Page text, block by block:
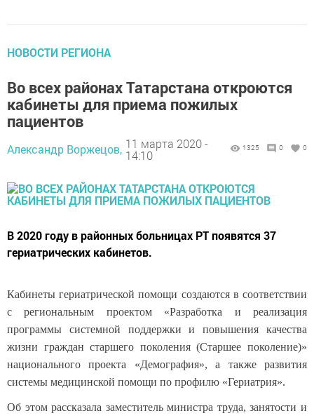
НОВОСТИ РЕГИОНА
Во всех районах Татарстана откроются
кабинеты для приема пожилых
пациентов
Александр Воржецов, 11 марта 2020 -
14:10
1325 0 0
В 2020 году в районных больницах РТ появятся 37
гериатрических кабинетов.
Кабинеты гериатрической помощи создаются в соответствии
с региональным проектом «Разработка и реализация
программы системной поддержки и повышения качества
жизни граждан старшего поколения (Старшее поколение)»
национального проекта «Демография», а также развития
системы медицинской помощи по профилю «Гериатрия».
Об этом рассказала заместитель министра труда, занятости и